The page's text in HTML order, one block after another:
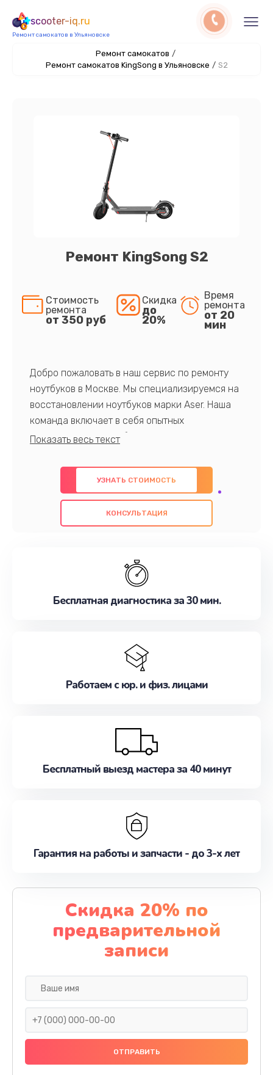
scooter-iq.ru
Ремонт самокатов в Ульяновске
Ремонт самокатов /
Ремонт самокатов KingSong в Ульяновске / S2
Ремонт KingSong S2
Стоимость
ремонта
от 350 руб
Скидка
до
20%
Время
ремонта
от 20
мин
Добро пожаловать в наш сервис по ремонту
ноутбуков в Москве. Мы специализируемся на
восстановлении ноутбуков марки Aser. Наша
команда включает в себя опытных
профессионалов с обширными знаниями и
предлагаем быстрый и качественный ремонт с
использованием оригинальных компонентов, а
также гарантируем качество всех
проведенных работ. Наша цель - предоставить
наилучшим образом. Не медлите записаться на
УЗНАТЬ СТОИМОСТЬ
КОНСУЛЬТАЦИЯ
Бесплатная диагностика за 30 мин.
Работаем с юр. и физ. лицами
Бесплатный выезд мастера за 40 минут
Гарантия на работы и запчасти - до 3-х лет
Скидка 20% по
предварительной
записи